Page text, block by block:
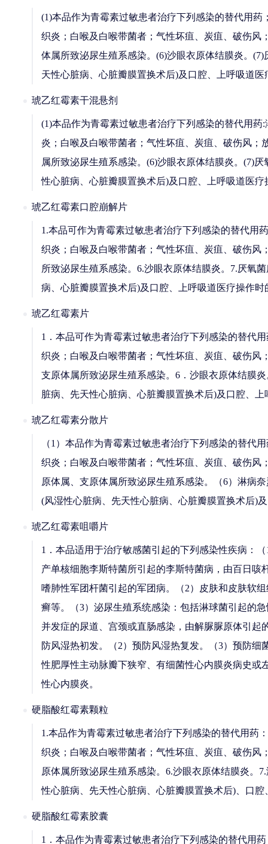
(1)本品作为青霉素过敏患者治疗下列感染的替代用
织炎；白喉及白喉带菌者；气性坏疽、炭疽、破伤风
体属所致泌尿生殖系感染。(6)沙眼衣原体结膜炎。
天性心脏病、心脏瓣膜置换术后)及口腔、上呼吸道
琥乙红霉素干混悬剂
(1)本品作为青霉素过敏患者治疗下列感染的替代用
炎；白喉及白喉带菌者；气性坏疽、炭疽、破伤风；
属所致泌尿生殖系感染。(6)沙眼衣原体结膜炎。(7)
性心脏病、心脏瓣膜置换术后)及口腔、上呼吸道医
琥乙红霉素口腔崩解片
1.本品可作为青霉素过敏患者治疗下列感染的替代用
织炎；白喉及白喉带菌者；气性坏疽、炭疽、破伤风
所致泌尿生殖系感染。6.沙眼衣原体结膜炎。7.厌氧
病、心脏瓣膜置换术后)及口腔、上呼吸道医疗操作
琥乙红霉素片
1．本品可作为青霉素过敏患者治疗下列感染的替代
织炎；白喉及白喉带菌者；气性坏疽、炭疽、破伤风
支原体属所致泌尿生殖系感染。6．沙眼衣原体结膜
脏病、先天性心脏病、心脏瓣膜置换术后)及口腔、
琥乙红霉素分散片
（1）本品作为青霉素过敏患者治疗下列感染的替代
织炎；白喉及白喉带菌者；气性坏疽、炭疽、破伤风
原体属、支原体属所致泌尿生殖系感染。（6）淋病
(风湿性心脏病、先天性心脏病、心脏瓣膜置换术后)
琥乙红霉素咀嚼片
1．本品适用于治疗敏感菌引起的下列感染性疾病：
产单核细胞李斯特菌所引起的李斯特菌病，由百日
嗜肺性军团杆菌引起的军团病。（2）皮肤和皮肤软
癣等。（3）泌尿生殖系统感染：包括淋球菌引起的
并发症的尿道、宫颈或直肠感染，由解脲脲原体引起
防风湿热初发。（2）预防风湿热复发。（3）预防
性肥厚性主动脉瓣下狭窄、有细菌性心内膜炎病史
性心内膜炎。
硬脂酸红霉素颗粒
1.本品作为青霉素过敏患者治疗下列感染的替代用药
织炎；白喉及白喉带菌者；气性坏疽、炭疽、破伤风
原体属所致泌尿生殖系感染。6.沙眼衣原体结膜炎。
性心脏病、先天性心脏病、心脏瓣膜置换术后)、口
硬脂酸红霉素胶囊
1．本品作为青霉素过敏患者治疗下列感染的替代用